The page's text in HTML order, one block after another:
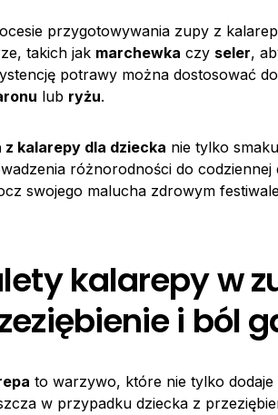
przygotowywania zupy z
takich jak marchewka czy seler,
potrawy można dostosować
lub ryżu.
z kalarepy dla dziecka nie tylko
różnorodności do codziennej
swojego malucha zdrowym
kalarepy w
i ból
to warzywo, które nie tylko
w przypadku dziecka z